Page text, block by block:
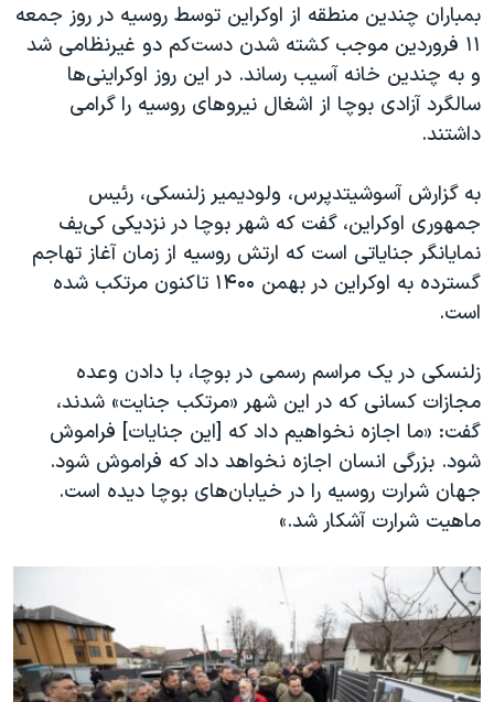
دادگاه حمید نوری
چهل سال گروگان‌گیری
قانون شفافیت دارائی کادر رهبری ایران
اسرائیل در جنگ
نرگس محمدی برنده جایزه نوبل صلح
همایش محافظه‌کاران آمریکا «سی‌پک»
صفحه‌های ویژه
بمباران چندین منطقه از اوکراین توسط روسیه در روز جمعه
۱۱ فروردین موجب کشته شدن دست‌کم دو غیرنظامی شد
و به چندین خانه آسیب رساند. در این روز اوکراینی‌ها
سالگرد آزادی بوچا از اشغال نیروهای روسیه را گرامی
داشتند.
به گزارش آسوشیتدپرس، ولودیمیر زلنسکی، رئیس
جمهوری اوکراین، گفت که شهر بوچا در نزدیکی کی‌یف
نمایانگر جنایاتی است که ارتش روسیه از زمان آغاز تهاجم
گسترده به اوکراین در بهمن ۱۴۰۰ تاکنون مرتکب شده
است.
زلنسکی در یک مراسم رسمی در بوچا، با دادن وعده
مجازات کسانی که در این شهر «مرتکب جنایت» شدند،
گفت: «ما اجازه نخواهیم داد که [این جنایات] فراموش
شود. بزرگی انسان اجازه نخواهد داد که فراموش شود.
جهان شرارت روسیه را در خیابان‌های بوچا دیده است.
ماهیت شرارت آشکار شد.»